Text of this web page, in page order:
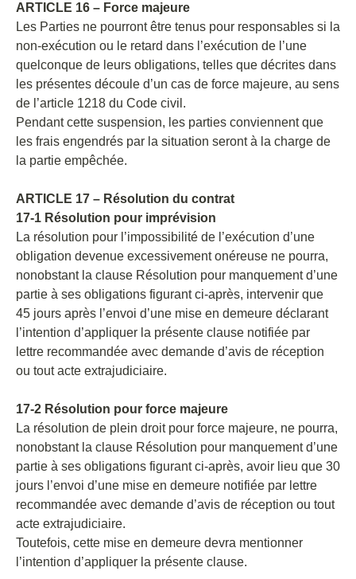
ARTICLE 16 – Force majeure
Les Parties ne pourront être tenus pour responsables si la
non-exécution ou le retard dans l’exécution de l’une
quelconque de leurs obligations, telles que décrites dans
les présentes découle d’un cas de force majeure, au sens
de l’article 1218 du Code civil.
Pendant cette suspension, les parties conviennent que
les frais engendrés par la situation seront à la charge de
la partie empêchée.
ARTICLE 17 – Résolution du contrat
17-1 Résolution pour imprévision
La résolution pour l’impossibilité de l’exécution d’une
obligation devenue excessivement onéreuse ne pourra,
nonobstant la clause Résolution pour manquement d’une
partie à ses obligations figurant ci-après, intervenir que
45 jours après l’envoi d’une mise en demeure déclarant
l’intention d’appliquer la présente clause notifiée par
lettre recommandée avec demande d’avis de réception
ou tout acte extrajudiciaire.
17-2 Résolution pour force majeure
La résolution de plein droit pour force majeure, ne pourra,
nonobstant la clause Résolution pour manquement d’une
partie à ses obligations figurant ci-après, avoir lieu que 30
jours l’envoi d’une mise en demeure notifiée par lettre
recommandée avec demande d’avis de réception ou tout
acte extrajudiciaire.
Toutefois, cette mise en demeure devra mentionner
l’intention d’appliquer la présente clause.